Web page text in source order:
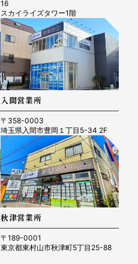
16
スカイライズタワー1階
入間営業所
〒358-0003
埼玉県入間市豊岡１丁目5-34 2F
秋津営業所
〒189-0001
東京都東村山市秋津町5丁目25-88